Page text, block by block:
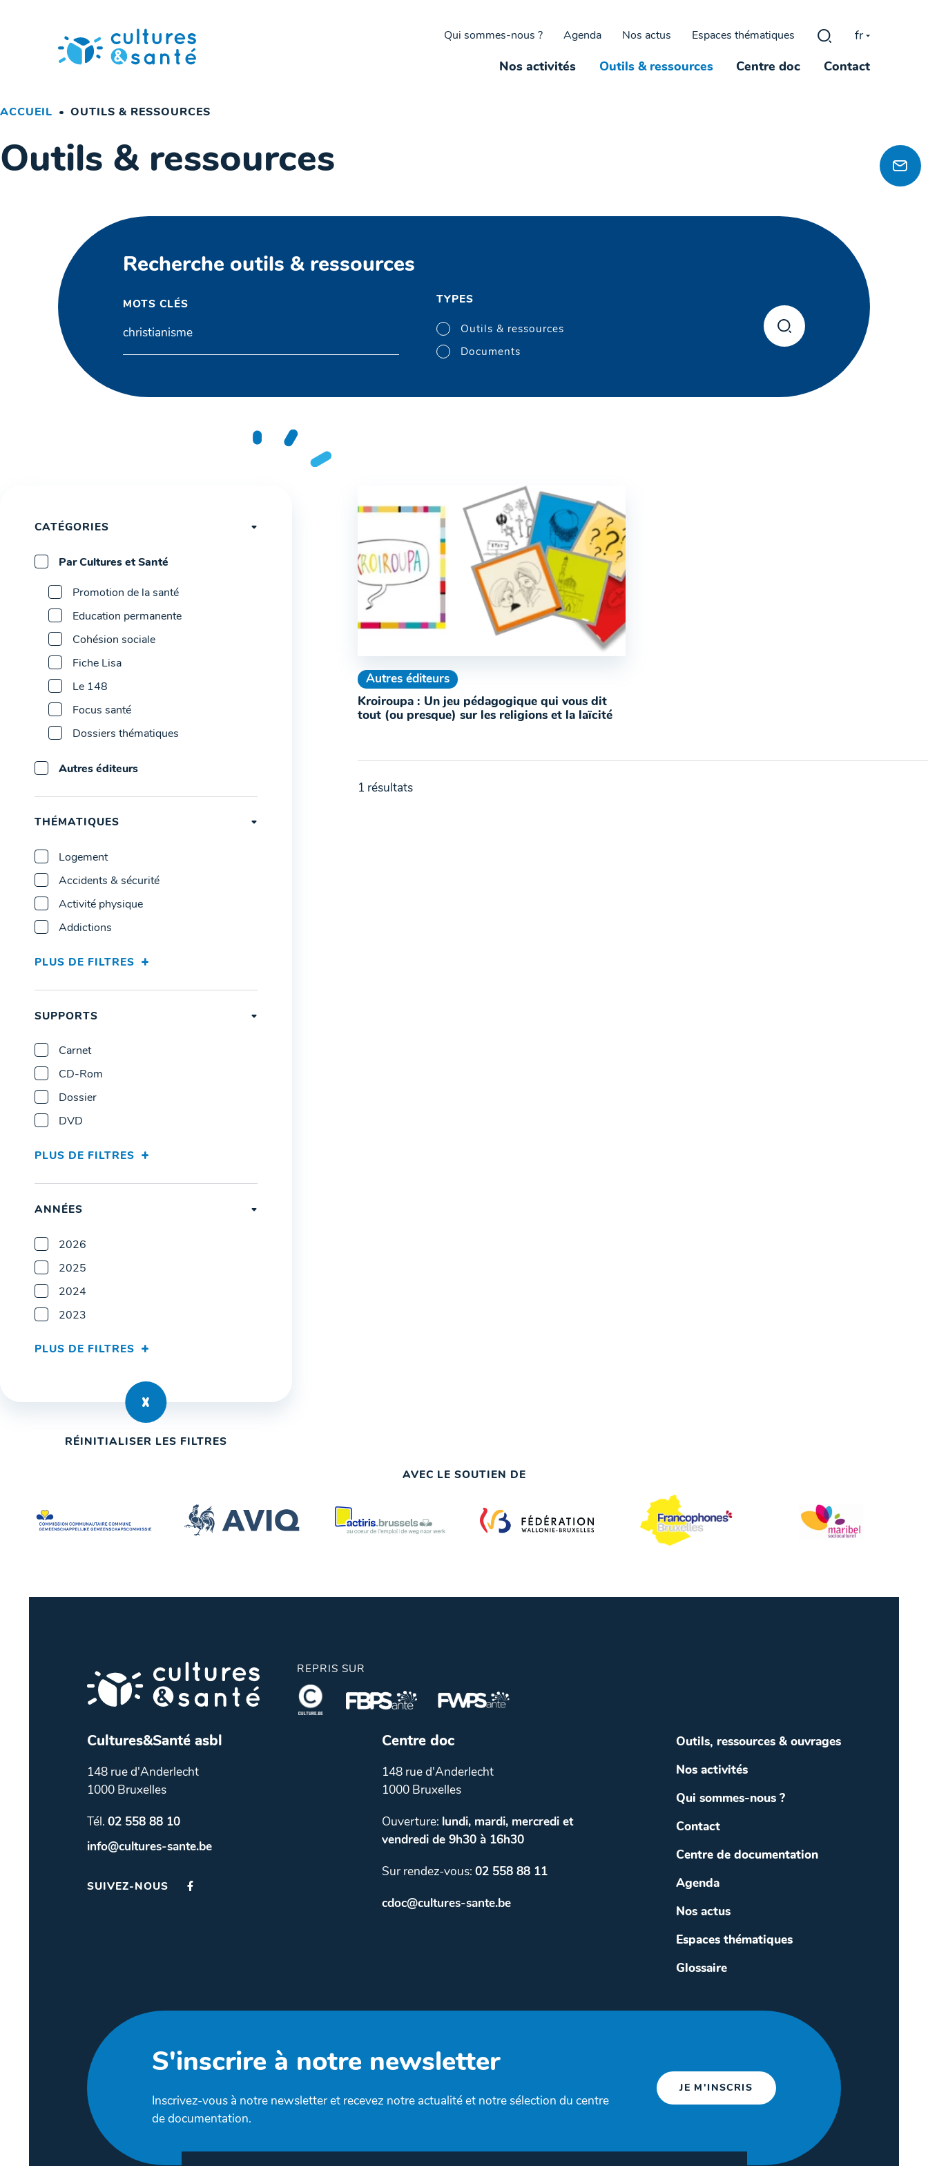
Qui sommes-nous ? Agenda Nos actus Espaces thématiques Rechercher :
fr
Nos activités Outils & ressources Centre doc Contact
ACCUEIL OUTILS & RESSOURCES
Outils & ressources
Recherche outils & ressources
MOTS CLÉS TYPES
Outils & ressources
Documents
CATÉGORIES
Par Cultures et Santé
Promotion de la santé
Education permanente
Cohésion sociale
Fiche Lisa
Le 148
Focus santé
Dossiers thématiques
Autres éditeurs
THÉMATIQUES
Logement
Accidents & sécurité
Activité physique
Addictions
PLUS DE FILTRES
SUPPORTS
Carnet
CD-Rom
Dossier
DVD
PLUS DE FILTRES
ANNÉES
2026
2025
2024
2023
PLUS DE FILTRES
RÉINITIALISER LES FILTRES
Autres éditeurs
Kroiroupa : Un jeu pédagogique qui vous dit
tout (ou presque) sur les religions et la laïcité
1 résultats
AVEC LE SOUTIEN DE
REPRIS SUR
Cultures&Santé asbl
148 rue d'Anderlecht
1000 Bruxelles
Tél. 02 558 88 10
info@cultures-sante.be
SUIVEZ-NOUS
Centre doc
148 rue d'Anderlecht
1000 Bruxelles
Ouverture: lundi, mardi, mercredi et
vendredi de 9h30 à 16h30
Sur rendez-vous: 02 558 88 11
cdoc@cultures-sante.be
Outils, ressources & ouvrages
Nos activités
Qui sommes-nous ?
Contact
Centre de documentation
Agenda
Nos actus
Espaces thématiques
Glossaire
S'inscrire à notre newsletter
Inscrivez-vous à notre newsletter et recevez notre actualité et notre sélection du centre
de documentation.
JE M'INSCRIS